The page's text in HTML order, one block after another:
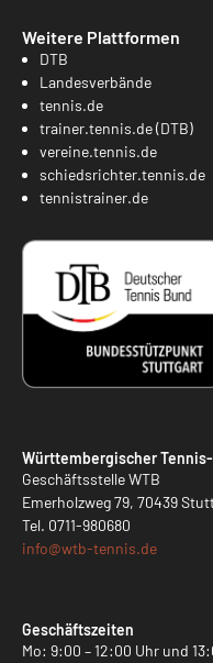
Weitere Plattformen
DTB
Landesverbände
tennis.de
trainer.tennis.de (DTB)
vereine.tennis.de
schiedsrichter.tennis.de
tennistrainer.de
Württembergischer
Geschäftsstelle WTB
Emerholzweg 79, 70439
Tel. 0711-980680
info@wtb-tennis.de
Geschäftszeiten
Mo: 9:00 – 12:00 Uhr und